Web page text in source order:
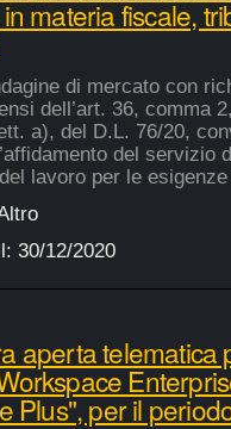
materia fiscale,
di mercato con
dell’art. 36, comma
a), del D.L. 76/20,
del servizio
lavoro per le
30/12/2020
aperta telematica
Plus", per il